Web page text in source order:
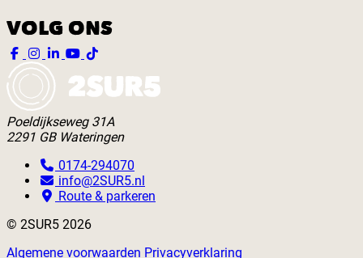
VOLG ONS
Poeldijkseweg 31A
2291 GB Wateringen
0174-294070
info@2SUR5.nl
Route & parkeren
© 2SUR5 2026
Algemene voorwaarden Privacyverklaring